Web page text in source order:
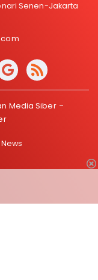
Senen-Jakarta
Media Siber